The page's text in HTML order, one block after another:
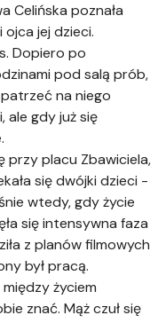
Celińska poznała
ojca jej dzieci.
Dopiero po
pod salą prób,
na niego
ale gdy już się
przy placu Zbawiciela,
się dwójki dzieci -
wtedy, gdy życie
się intensywna faza
z planów filmowych
był pracą.
życiem
znać. Mąż czuł się